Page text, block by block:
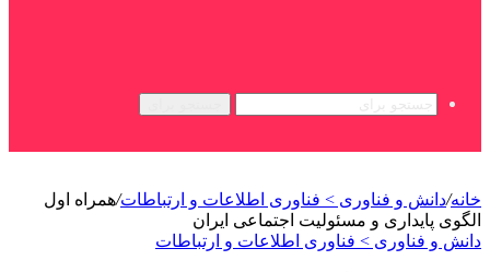
خانه/دانش و فناوری > فناوری اطلاعات و ارتباطات/همراه اول
الگوی پایداری و مسئولیت اجتماعی ایران
دانش و فناوری > فناوری اطلاعات و ارتباطات